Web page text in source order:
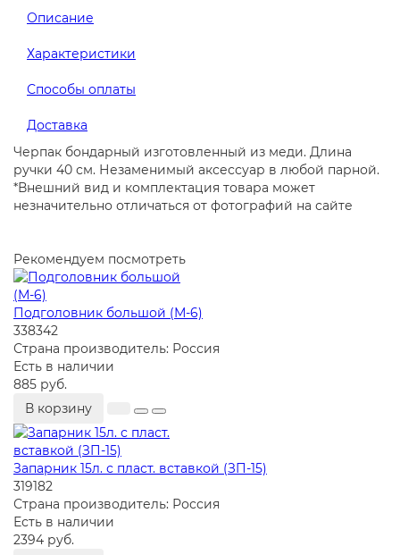
Описание
Характеристики
Способы оплаты
Доставка
Черпак бондарный изготовленный из меди. Длина
ручки 40 см. Незаменимый аксессуар в любой парной.
*Внешний вид и комплектация товара может
незначительно отличаться от фотографий на сайте
Рекомендуем посмотреть
Подголовник большой (М-6)
338342
Страна производитель: Россия
Есть в наличии
885 руб.
В корзину
Запарник 15л. с пласт. вставкой (ЗП-15)
319182
Страна производитель: Россия
Есть в наличии
2394 руб.